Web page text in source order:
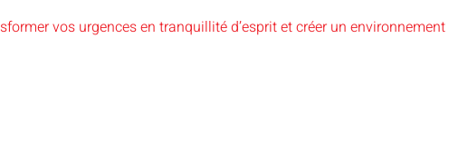
vos urgences en tranquillité d’esprit et créer un